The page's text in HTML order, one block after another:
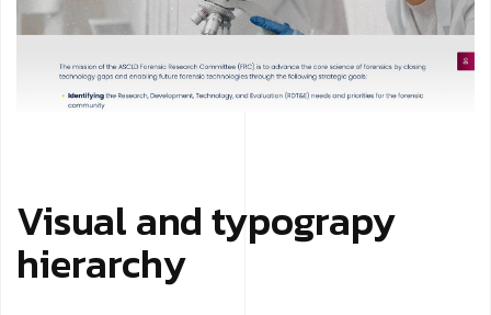
Visual and typograpy
hierarchy